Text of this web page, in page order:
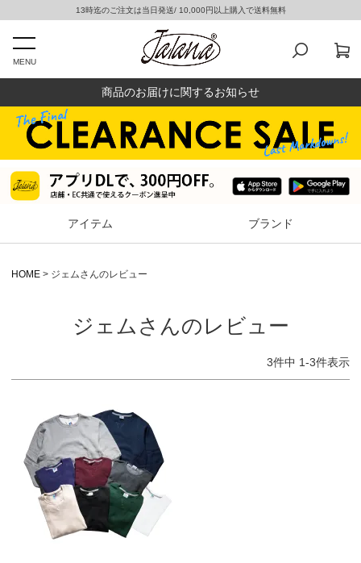
13時迄のご注文は当日発送/ 10,000円以上購入で送料無料
MENU
商品のお届けに関するお知らせ
アイテム ブランド
HOME ジェムさんのレビュー
ジェムさんのレビュー
3件中 1-3件表示